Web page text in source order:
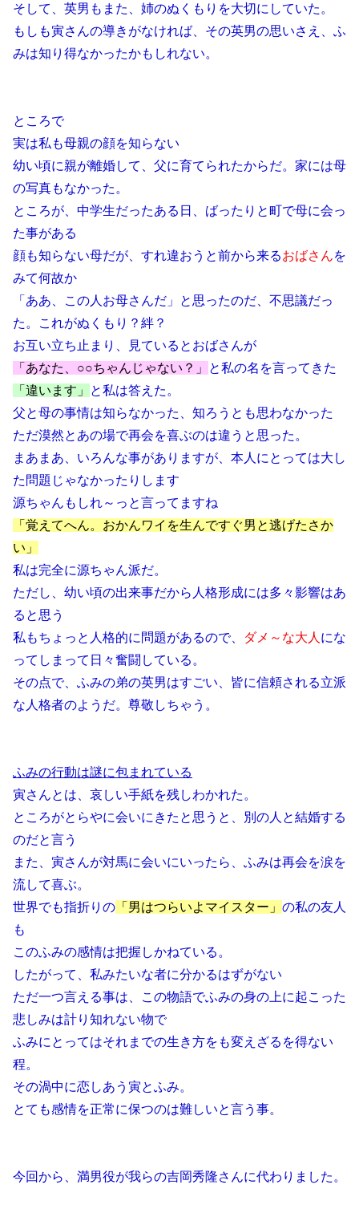
そして、英男もまた、姉のぬくもりを大切にしていた。
もしも寅さんの導きがなければ、その英男の思いさえ、ふ
みは知り得なかったかもしれない。
ところで
実は私も母親の顔を知らない
幼い頃に親が離婚して、父に育てられたからだ。家には母
の写真もなかった。
ところが、中学生だったある日、ばったりと町で母に会っ
た事がある
顔も知らない母だが、すれ違おうと前から来るおばさんを
みて何故か
「ああ、この人お母さんだ」と思ったのだ、不思議だっ
た。これがぬくもり？絆？
お互い立ち止まり、見ているとおばさんが
「あなた、○○ちゃんじゃない？」
と私の名を言ってきた
「違います」
と私は答えた。
父と母の事情は知らなかった、知ろうとも思わなかった
ただ漠然とあの場で再会を喜ぶのは違うと思った。
まあまあ、いろんな事がありますが、本人にとっては大し
た問題じゃなかったりします
源ちゃんもしれ～っと言ってますね
「覚えてへん。おかんワイを生んですぐ男と逃げたさか
い」
私は完全に源ちゃん派だ。
ただし、幼い頃の出来事だから人格形成には多々影響はあ
ると思う
私もちょっと人格的に問題があるので、
ダメ～な大人 にな
ってしまって日々奮闘している。
その点で、ふみの弟の英男はすごい、皆に信頼される立派
な人格者のようだ。尊敬しちゃう。
ふみの行動は謎に包まれている
寅さんとは、哀しい手紙を残しわかれた。
ところがとらやに会いにきたと思うと、別の人と結婚する
のだと言う
また、寅さんが対馬に会いにいったら、ふみは再会を涙を
流して喜ぶ。
世界でも指折りの 「男はつらいよマイスター」 の私の友人
も
このふみの感情は把握しかねている。
したがって、私みたいな者に分かるはずがない
ただ一つ言える事は、この物語でふみの身の上に起こった
悲しみは計り知れない物で
ふみにとってはそれまでの生き方をも変えざるを得ない
程。
その渦中に恋しあう寅とふみ。
とても感情を正常に保つのは難しいと言う事。
今回から、満男役が我らの吉岡秀隆さんに代わりました。